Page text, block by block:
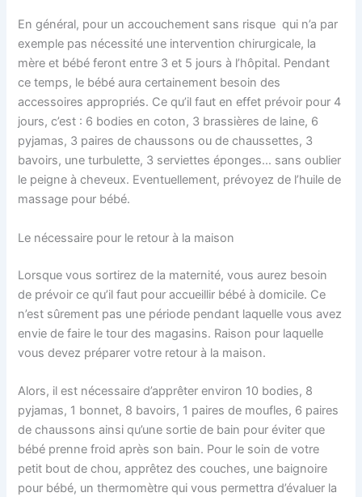
En général, pour un accouchement sans risque qui n’a par
exemple pas nécessité une intervention chirurgicale, la
mère et bébé feront entre 3 et 5 jours à l’hôpital. Pendant
ce temps, le bébé aura certainement besoin des
accessoires appropriés. Ce qu’il faut en effet prévoir pour 4
jours, c’est : 6 bodies en coton, 3 brassières de laine, 6
pyjamas, 3 paires de chaussons ou de chaussettes, 3
bavoirs, une turbulette, 3 serviettes éponges… sans oublier
le peigne à cheveux. Eventuellement, prévoyez de l’huile de
massage pour bébé.
Le nécessaire pour le retour à la maison
Lorsque vous sortirez de la maternité, vous aurez besoin
de prévoir ce qu’il faut pour accueillir bébé à domicile. Ce
n’est sûrement pas une période pendant laquelle vous avez
envie de faire le tour des magasins. Raison pour laquelle
vous devez préparer votre retour à la maison.
Alors, il est nécessaire d’apprêter environ 10 bodies, 8
pyjamas, 1 bonnet, 8 bavoirs, 1 paires de moufles, 6 paires
de chaussons ainsi qu’une sortie de bain pour éviter que
bébé prenne froid après son bain. Pour le soin de votre
petit bout de chou, apprêtez des couches, une baignoire
pour bébé, un thermomètre qui vous permettra d’évaluer la